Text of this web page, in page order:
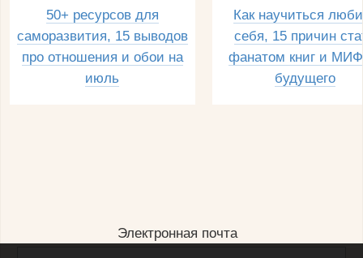
50+ ресурсов для
саморазвития, 15 выводов
про отношения и обои на
июль
Как научиться
себя, 15 причин
фанатом книг и
будущего
Электронная почта